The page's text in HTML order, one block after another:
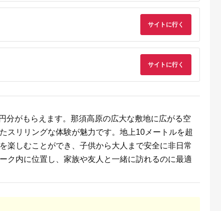
大磯迎
石垣島の自然を満喫！
北海道 富良野市
北海道富良野市 日本
長野県 塩尻市
信州健康ランド ギフ
サウナ 大浴場 ボディ
おす
サイトに行く
サイトに行く
分がもらえます。那須高原の広大な敷地に広がる空
スリリングな体験が魅力です。地上10メートルを超
楽しむことができ、子供から大人まで安全に非日常
ク内に位置し、家族や友人と一緒に訪れるのに最適